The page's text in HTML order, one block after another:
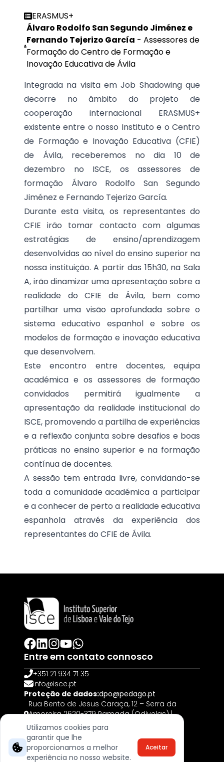
Utilizamos cookies para
garantir que lhe
proporcionamos a melhor
experiência no nosso website.
Aceitar
ERASMUS+
Álvaro Rodolfo San Segundo Jiménez e
Fernando Tejerizo García - Assessores de
Formação do Centro de Formação e
Inovação Educativa de Ávila
Integrada na visita em Job Shadowing que
decorre no âmbito do projeto de
cooperação internacional ERASMUS+
existente entre o nosso Instituto e o Centro
de Formação e Inovação Educativa (CFIE)
de Ávila, receberemos no dia 10 de
dezembro no ISCE, os assessores de
formação Álvaro Rodolfo San Segundo
Jiménez e Fernando Tejerizo García.
Durante esta visita, os representantes do
CFIE irão tomar contacto com algumas
estratégias de ensino/aprendizagem
desenvolvidas ao nível do ensino superior na
nossa instituição. A partir das 15h30, na Sala
A, irão dinamizar uma apresentação sobre a
realidade do CFIE de Ávila, bem como
partilhar uma visão aprofundada sobre o
sistema educativo espanhol e sobre os
modelos de formação e inovação educativa
que desenvolvem.
Este encontro entre docentes, equipa
académica e os assessores de formação
convidados permitirá igualmente a
apresentação da realidade institucional do
ISCE, promovendo a partilha de experiências
e a reflexão conjunta sobre desafios e boas
práticas no ensino superior e na formação
contínua de docentes.
A sessão tem entrada livre, convidando-se
toda a comunidade académica a participar
e a conhecer de perto a realidade educativa
espanhola através da experiência dos
representantes do CFIE de Ávila.
Entre em contato connosco
+351 21 934 71 35
info@isce.pt
Proteção de dados:dpo@pedago.pt
Rua Bento de Jesus Caraça, 12 – Serra da
Amoreira 2620-379 Ramada (Odivelas) |
PORTUGAL
© 2025, Todos os direitos reservados
Livro de Reclamações